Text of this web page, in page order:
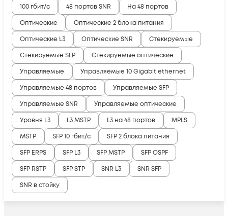
100 гбит/с 48 портов SNR
На 48 портов
Оптические
Оптические 2 блока питания
Оптические L3
Оптические SNR
Стекируемые
Стекируемые SFP
Стекируемые оптические
Управляемые
Управляемые 10 Gigabit ethernet
Управляемые 48 портов
Управляемые SFP
Управляемые SNR
Управляемые оптические
Уровня L3
L3 MSTP L3 на 48 портов
MPLS
MSTP
SFP 10 гбит/с
SFP 2 блока питания
SFP ERPS
SFP L3 SFP MSTP
SFP OSPF
SFP RSTP
SFP STP SNR L3
SNR SFP
SNR в стойку